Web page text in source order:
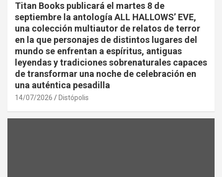
Titan Books publicará el martes 8 de
septiembre la antología ALL HALLOWS’ EVE,
una colección multiautor de relatos de terror
en la que personajes de distintos lugares del
mundo se enfrentan a espíritus, antiguas
leyendas y tradiciones sobrenaturales capaces
de transformar una noche de celebración en
una auténtica pesadilla
14/07/2026 Distópolis